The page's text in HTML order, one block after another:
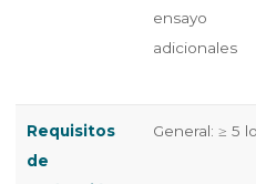
ensayo
adicionales
Requisitos
de
General: ≥ 5